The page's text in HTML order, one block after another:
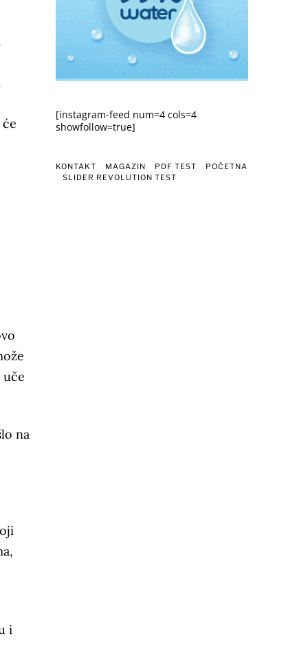
na
i
[instagram-feed num=4 cols=4
showfollow=true]
KONTAKT MAGAZIN PDF TEST
POČETNA
SLIDER REVOLUTION TEST